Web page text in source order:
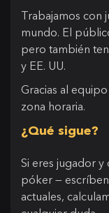
Trabajamos con
mundo. El
pero también
y EE. UU.
Gracias al
zona horaria.
¿Qué sigue?
Si eres jugador y
póker —
actuales,